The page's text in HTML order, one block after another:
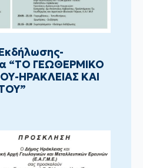
“ΤΟ ΓΕΩΘΕΡΜΙΚΟ
ΗΡΑΚΛΕΙΑΣ ΚΑΙ